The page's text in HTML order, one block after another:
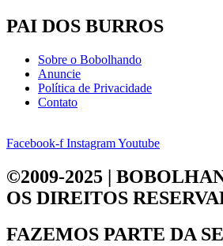
PAI DOS BURROS
Sobre o Bobolhando
Anuncie
Política de Privacidade
Contato
Facebook-f InstagramYoutube
©2009-2025 |
OS DIREITOS
FAZEMOS PARTE DA